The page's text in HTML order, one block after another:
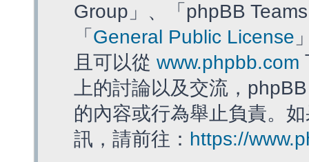
Group」、「phpBB
「 General Public License
且可以從 www.phpbb.com
上的討論以及交流，
的內容或行為舉止負責。
訊，請前往： https://